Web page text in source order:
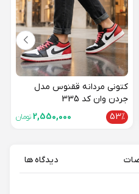
کتونی مردانه ققنوس مدل
جردن وان کد 335
53%
2,550,000تومان
دیدگاه ها